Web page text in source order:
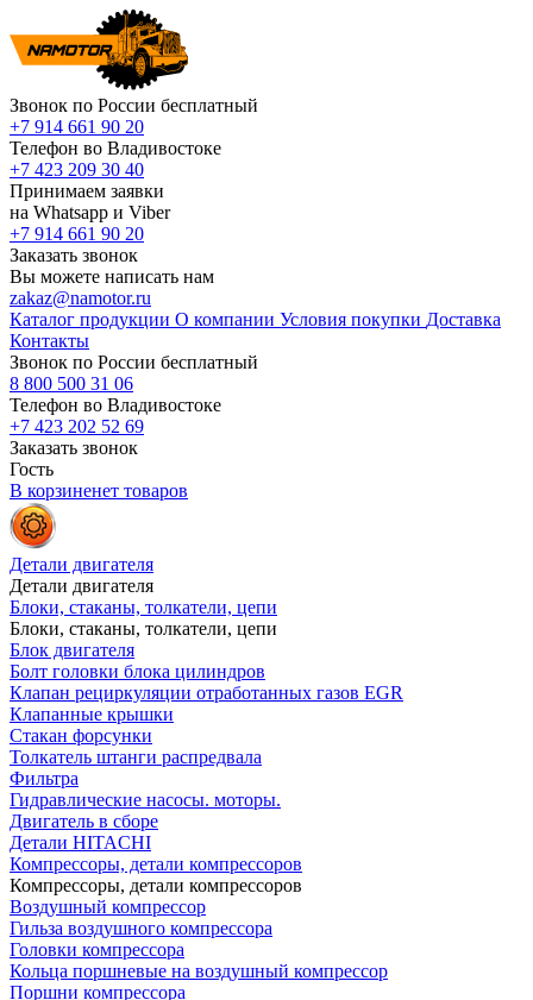
Звонок по России бесплатный
+7 914 661 90 20
Телефон во Владивостоке
+7 423 209 30 40
Принимаем заявки
на Whatsapp и Viber
+7 914 661 90 20
Заказать звонок
Вы можете написать нам
zakaz@namotor.ru
Каталог продукции О компании Условия покупки Доставка
Контакты
Звонок по России бесплатный
8 800 500 31 06
Телефон во Владивостоке
+7 423 202 52 69
Заказать звонок
Гость
В корзиненет товаров
Детали двигателя
Детали двигателя
Блоки, стаканы, толкатели, цепи
Блоки, стаканы, толкатели, цепи
Блок двигателя
Болт головки блока цилиндров
Клапан рециркуляции отработанных газов EGR
Клапанные крышки
Стакан форсунки
Толкатель штанги распредвала
Фильтра
Гидравлические насосы. моторы.
Двигатель в сборе
Детали HITACHI
Компрессоры, детали компрессоров
Компрессоры, детали компрессоров
Воздушный компрессор
Гильза воздушного компрессора
Головки компрессора
Кольца поршневые на воздушный компрессор
Поршни компрессора